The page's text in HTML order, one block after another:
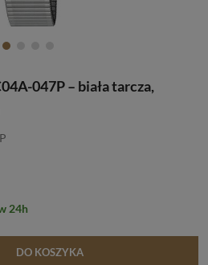
047P – biała tarcza,
24h
DO KOSZYKA